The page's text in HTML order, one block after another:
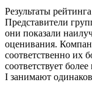
Результаты
Представители
они показали
оценивания.
соответственно их
соответствует
I занимают